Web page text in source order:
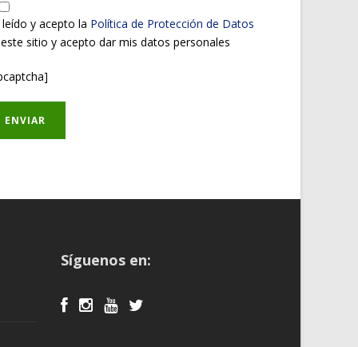
leído y acepto la Política de Protección de Datos
sitio y acepto dar mis datos personales
Síguenos en: